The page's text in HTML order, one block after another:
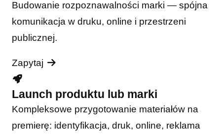
Budowanie rozpoznawalności marki — spójna
komunikacja w druku, online i przestrzeni
publicznej.
Zapytaj
Launch produktu lub marki
Kompleksowe przygotowanie materiałów na
premierę: identyfikacja, druk, online, reklama